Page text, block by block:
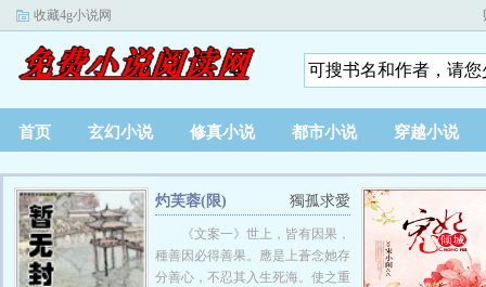
收藏4g小说网
首页 玄幻小说 修真小说 都市小说 穿越小说
獨孤求愛
灼芙蓉(限)
《文案一》世上，皆有因果，
種善因必得善果。應是上蒼念她存
分善心，不忍其入生死海。使之重